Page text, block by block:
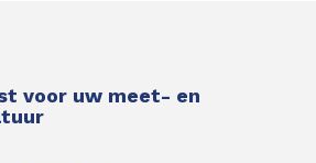
voor uw meet- en